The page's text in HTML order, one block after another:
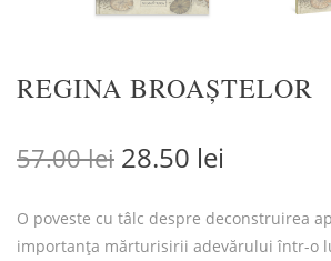
REGINA BROAȘTELOR
57.00lei Prețul inițial a
28.50 lei
O poveste cu tâlc despre deconstruirea
importanța mărturisirii adevărului într-o